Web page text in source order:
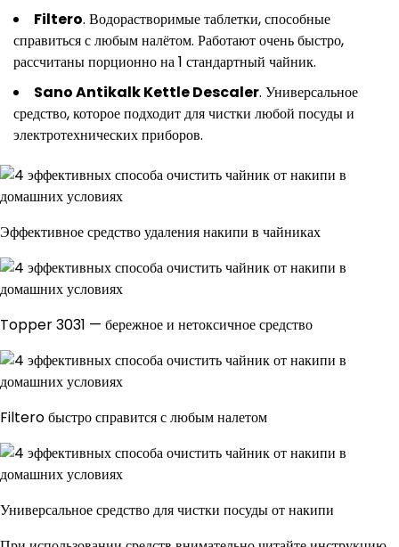
Filtero. Водорастворимые таблетки, способные
справиться с любым налётом. Работают очень быстро,
рассчитаны порционно на 1 стандартный чайник.
Sano Antikalk Kettle Descaler. Универсальное
средство, которое подходит для чистки любой посуды и
электротехнических приборов.
Эффективное средство удаления накипи в чайниках
Topper 3031 — бережное и нетоксичное средство
Filtero быстро справится с любым налетом
Универсальное средство для чистки посуды от накипи